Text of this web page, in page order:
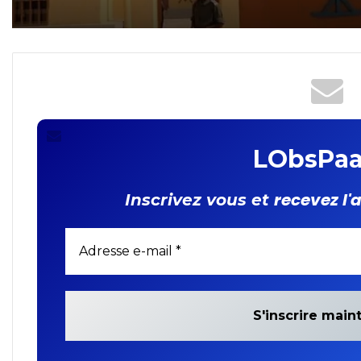
𝐝’𝐞𝐦𝐩𝐫𝐢𝐬𝐨𝐧𝐧𝐞𝐦𝐞𝐧𝐭 𝐩𝐨𝐮𝐫 𝐯𝐢𝐨𝐥
𝐚𝐠𝐠𝐫𝐚𝐯é 𝐬𝐮𝐫 𝐮𝐧𝐞 𝐟𝐞𝐦𝐦𝐞
Inscrivez vous et recevez